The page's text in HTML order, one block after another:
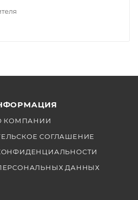
КОМПАНИИ
СОГЛАШЕНИЕ
ДАННЫХ